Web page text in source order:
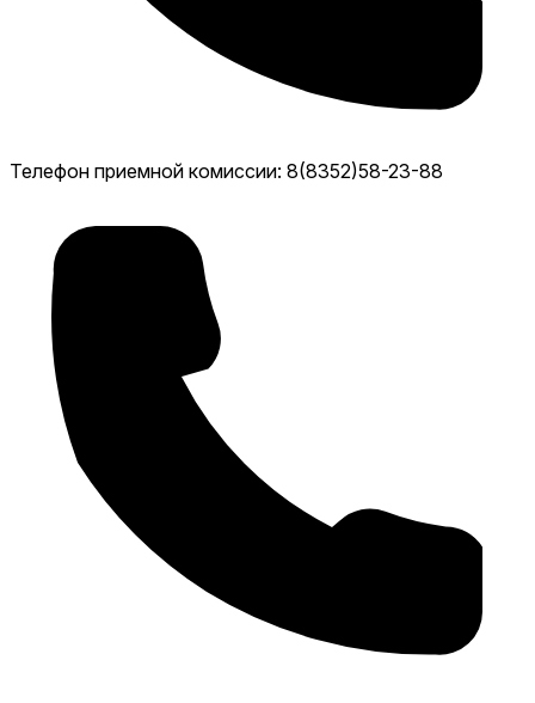
Телефон приемной комиссии: 8(8352)58-23-88